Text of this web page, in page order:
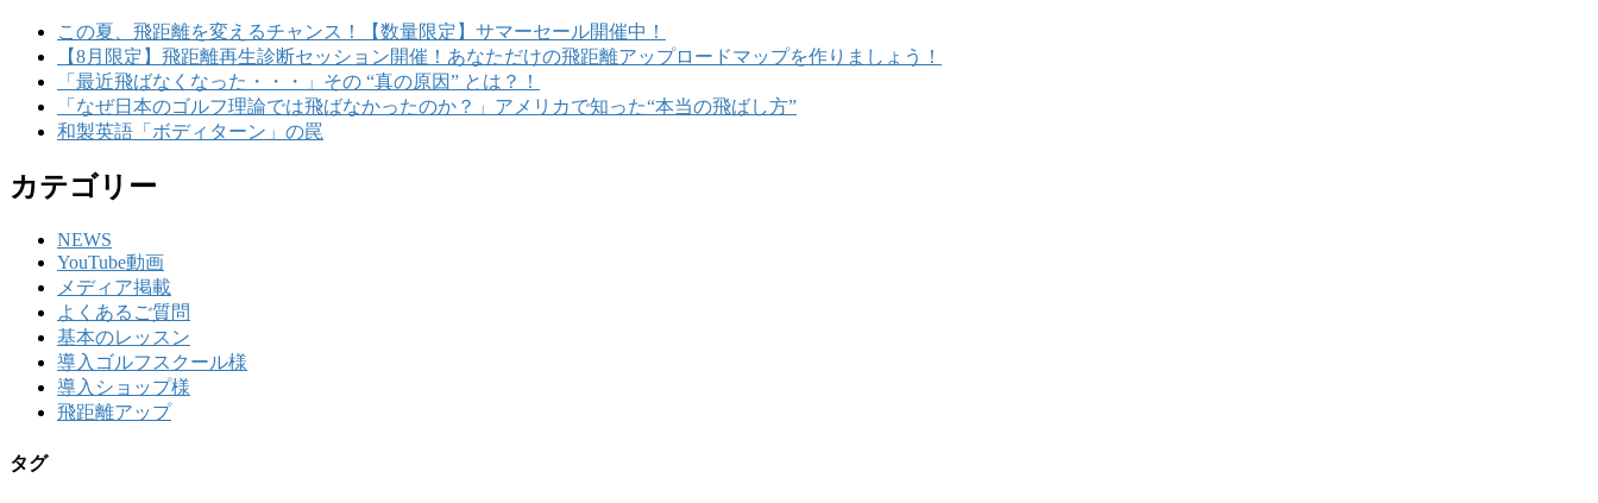
この夏、飛距離を変えるチャンス！【数量限定】サマーセール開催中！
【8月限定】飛距離再生診断セッション開催！あなただけの飛距離アップロードマップを作りましょう！
「最近飛ばなくなった・・・」その “真の原因” とは？！
「なぜ日本のゴルフ理論では飛ばなかったのか？」アメリカで知った“本当の飛ばし方”
和製英語「ボディターン」の罠
カテゴリー
NEWS
YouTube動画
メディア掲載
よくあるご質問
基本のレッスン
導入ゴルフスクール様
導入ショップ様
飛距離アップ
タグ